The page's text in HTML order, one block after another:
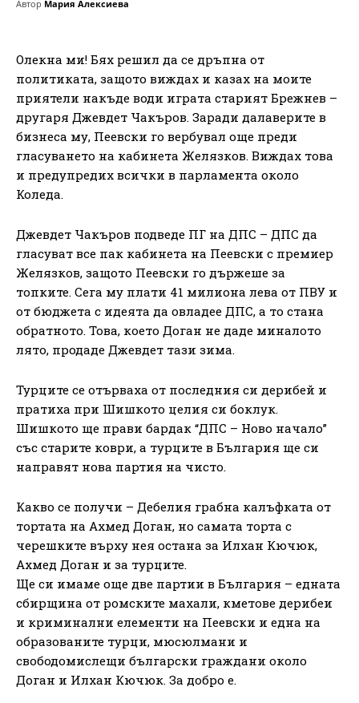
Автор Мария Алексиева
Олекна ми! Бях решил да се дръпна от
политиката, защото виждах и казах на моите
приятели накъде води играта старият Брежнев –
другаря Джевдет Чакъров. Заради далаверите в
бизнеса му, Пеевски го вербувал още преди
гласуването на кабинета Желязков. Виждах това
и предупредих всички в парламента около
Коледа.
Джевдет Чакъров подведе ПГ на ДПС – ДПС да
гласуват все пак кабинета на Пеевски с премиер
Желязков, защото Пеевски го държеше за
топките. Сега му плати 41 милиона лева от ПВУ и
от бюджета с идеята да овладее ДПС, а то стана
обратното. Това, което Доган не даде миналото
лято, продаде Джевдет тази зима.
Турците се отърваха от последния си дерибей и
пратиха при Шишкото целия си боклук.
Шишкото ще прави бардак “ДПС – Ново начало”
със старите коври, а турците в България ще си
направят нова партия на чисто.
Какво се получи – Дебелия грабна калъфката от
тортата на Ахмед Доган, но самата торта с
черешките върху нея остана за Илхан Кючюк,
Ахмед Доган и за турците.
Ще си имаме още две партии в България – едната
сбирщина от ромските махали, кметове дерибеи
и криминални елементи на Пеевски и една на
образованите турци, мюсюлмани и
свободомислещи български граждани около
Доган и Илхан Кючюк. За добро е.